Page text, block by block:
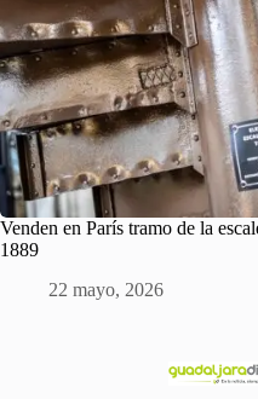
Venden en París tramo de la
1889
22 mayo, 2026